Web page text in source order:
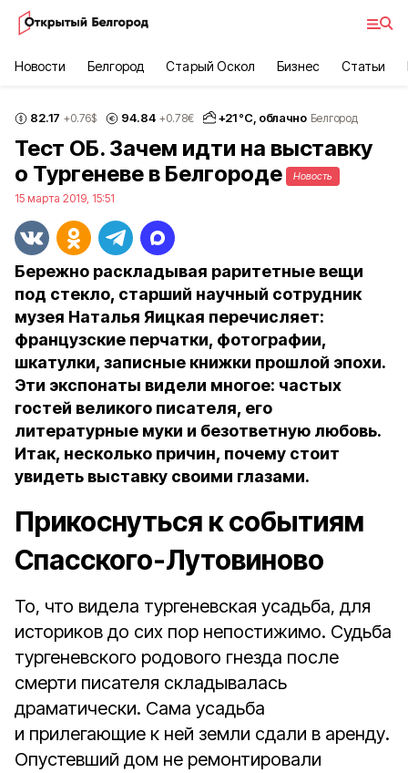
Новости Белгород Старый Оскол Бизнес Статьи
82.17 +0.76$ 94.84 +0.78€ +21°С, облачно Белгород
Тест ОБ. Зачем идти на выставку
о Тургеневе в Белгороде
Новость
15 марта 2019, 15:51
Бережно раскладывая раритетные вещи
под стекло, старший научный сотрудник
музея Наталья Яицкая перечисляет:
французские перчатки, фотографии,
шкатулки, записные книжки прошлой эпохи.
Эти экспонаты видели многое: частых
гостей великого писателя, его
литературные муки и безответную любовь.
Итак, несколько причин, почему стоит
увидеть выставку своими глазами.
Прикоснуться к событиям
Спасского-Лутовиново
То, что видела тургеневская усадьба, для
историков до сих пор непостижимо. Судьба
тургеневского родового гнезда после
смерти писателя складывалась
драматически. Сама усадьба
и прилегающие к ней земли сдали в аренду.
Опустевший дом не ремонтировали